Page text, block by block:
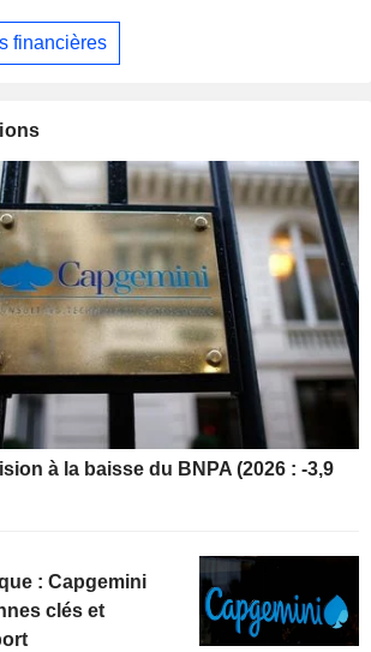
financières
à la baisse du BNPA (2026 : -3,9
: Capgemini
clés et